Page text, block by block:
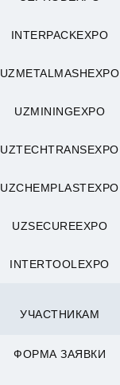
INTERPACKEXPO
UZMETALMASHEXPO
UZMININGEXPO
UZTECHTRANSEXPO
UZCHEMPLASTEXPO
UZSECUREEXPO
INTERTOOLEXPO
УЧАСТНИКАМ
ФОРМА ЗАЯВКИ